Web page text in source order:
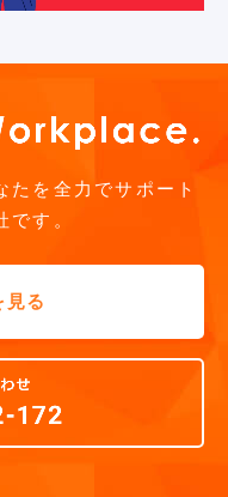
たを全力でサポート
です。
見る